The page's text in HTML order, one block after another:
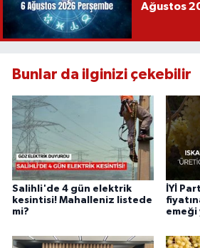
Ağustos
Bunlar da ilginizi çekebilir
Salihli'de 4 gün elektrik
kesintisi! Mahalleniz listede
mi?
İYİ
emeği